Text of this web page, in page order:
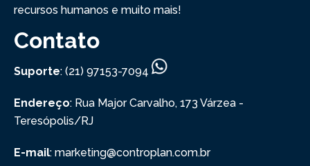
recursos humanos e muito mais!
Contato
Suporte: (21) 97153-7094
Endereço: Rua Major Carvalho, 173 Várzea -
Teresópolis/RJ
E-mail: marketing@controplan.com.br